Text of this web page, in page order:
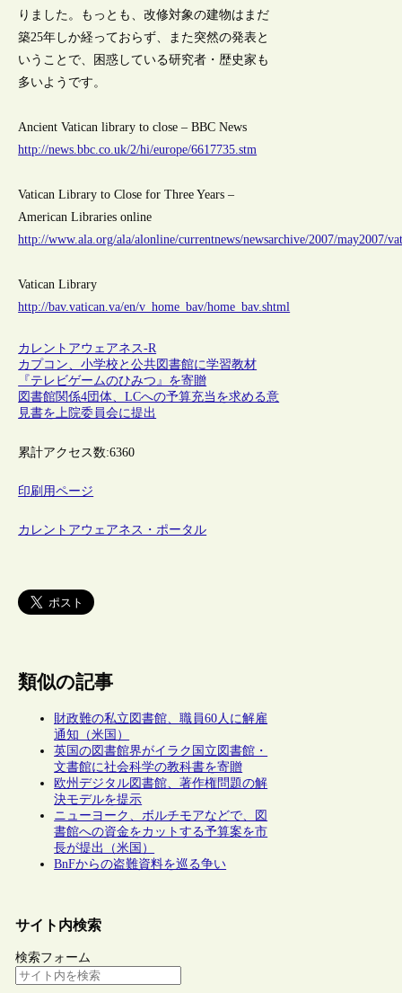
りました。もっとも、改修対象の建物はまだ
築25年しか経っておらず、また突然の発表と
いうことで、困惑している研究者・歴史家も
多いようです。
Ancient Vatican library to close – BBC News
http://news.bbc.co.uk/2/hi/europe/6617735.stm
Vatican Library to Close for Three Years –
American Libraries online
http://www.ala.org/ala/alonline/currentnews/newsarchive/2007/may2007/
Vatican Library
http://bav.vatican.va/en/v_home_bav/home_bav.shtml
カレントアウェアネス-R
カプコン、小学校と公共図書館に学習教材
『テレビゲームのひみつ』を寄贈
図書館関係4団体、LCへの予算充当を求める意
見書を上院委員会に提出
累計アクセス数:6360
印刷用ページ
カレントアウェアネス・ポータル
類似の記事
財政難の私立図書館、職員60人に解雇
通知（米国）
英国の図書館界がイラク国立図書館・
文書館に社会科学の教科書を寄贈
欧州デジタル図書館、著作権問題の解
決モデルを提示
ニューヨーク、ボルチモアなどで、図
書館への資金をカットする予算案を市
長が提出（米国）
BnFからの盗難資料を巡る争い
サイト内検索
検索フォーム